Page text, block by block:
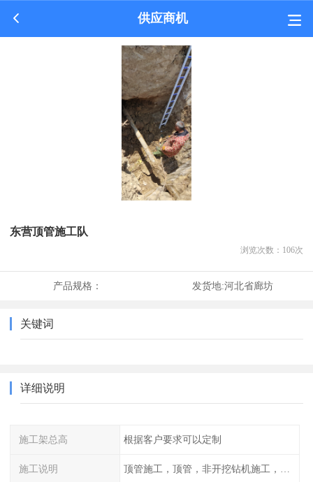
供应商机
东营顶管施工队
浏览次数： 106次
产品规格： 发货地:河北省廊坊
关键词
详细说明
施工架总高 根据客户要求可以定制
施工说明 顶管施工，顶管，非开挖钻机施工，管道工程，管道施工，顶拉管施工，水平定向钻机施工，顶管施工方案，顶管